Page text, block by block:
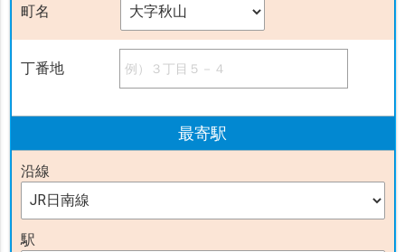
町名
丁番地
最寄駅
沿線
駅